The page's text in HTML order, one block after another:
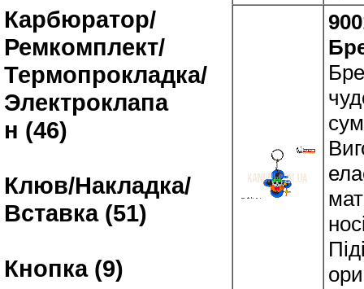
Карбюратор/
Ремкомплект/
Термопрокладка/
Электроклапа
н (46)
Клюв/Накладка/
Вставка (51)
Кнопка (9)